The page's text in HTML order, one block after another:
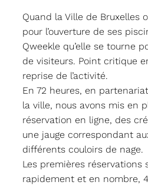
Quand la Ville de Bruxelles
pour l’ouverture de ses
Qweekle qu’elle se tourne
de visiteurs. Point critique
reprise de l’activité.
En 72 heures, en
la ville, nous avons mis en
réservation en ligne, des
une jauge correspondant
différents couloirs de nage.
Les premières réservations
rapidement et en nombre,